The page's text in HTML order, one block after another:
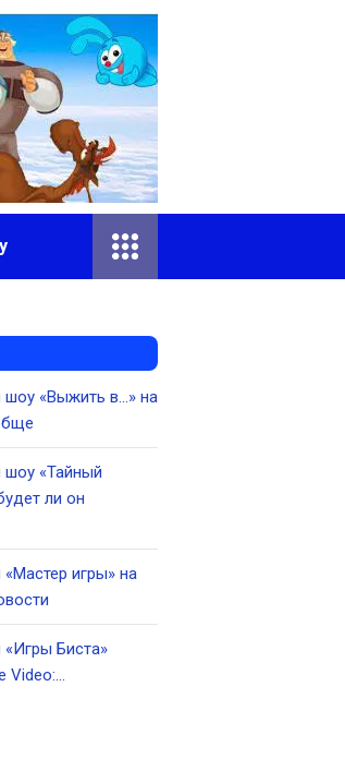
«Выжить в…» на
шоу «Тайный
ли он
игры» на
Биста»
Video:…